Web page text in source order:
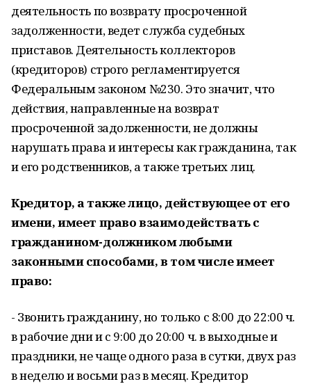
деятельность по возврату просроченной
задолженности, ведет служба судебных
приставов. Деятельность коллекторов
(кредиторов) строго регламентируется
Федеральным законом №230. Это значит, что
действия, направленные на возврат
просроченной задолженности, не должны
нарушать права и интересы как гражданина, так
и его родственников, а также третьих лиц.
Кредитор, а также лицо, действующее от его
имени, имеет право взаимодействать с
гражданином-должником любыми
законными способами, в том числе имеет
право:
- Звонить гражданину, но только с 8:00 до 22:00 ч.
в рабочие дни и с 9:00 до 20:00 ч. в выходные и
праздники, не чаще одного раза в сутки, двух раз
в неделю и восьми раз в месяц. Кредитор